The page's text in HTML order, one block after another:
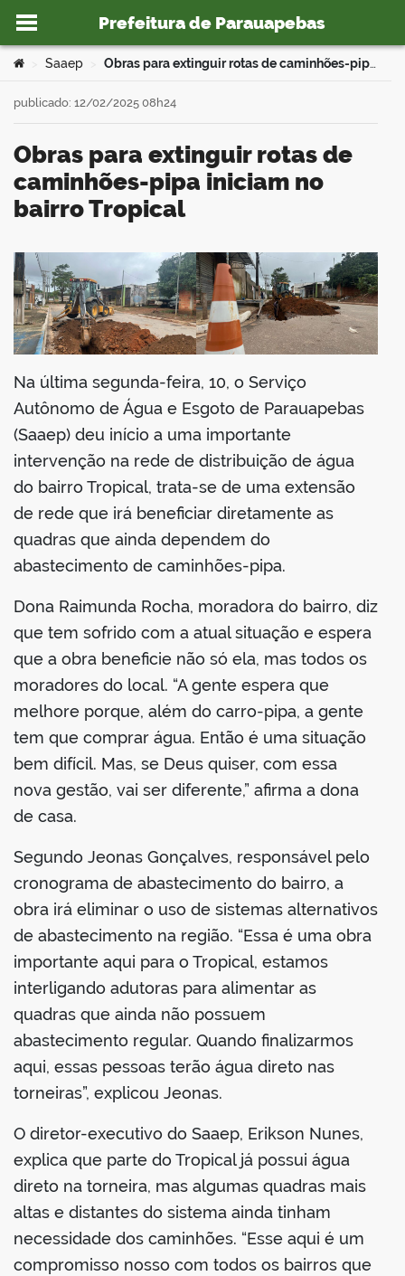
Ir para o conteúdo
Prefeitura de Parauapebas
portal
Você está aqui:
Saaep Obras para extinguir rotas de caminhões-pipa iniciam no bairro Tropical
Obras para extinguir rotas de
caminhões-pipa iniciam no
bairro Tropical
publicado: 12/02/2025 08h24
Na última segunda-feira, 10, o Serviço
Autônomo de Água e Esgoto de Parauapebas
(Saaep) deu início a uma importante
intervenção na rede de distribuição de água
do bairro Tropical, trata-se de uma extensão
de rede que irá beneficiar diretamente as
quadras que ainda dependem do
abastecimento de caminhões-pipa.
Dona Raimunda Rocha, moradora do bairro, diz
que tem sofrido com a atual situação e espera
que a obra beneficie não só ela, mas todos os
moradores do local. “A gente espera que
melhore porque, além do carro-pipa, a gente
tem que comprar água. Então é uma situação
bem difícil. Mas, se Deus quiser, com essa
nova gestão, vai ser diferente,” afirma a dona
de casa.
Segundo Jeonas Gonçalves, responsável pelo
cronograma de abastecimento do bairro, a
obra irá eliminar o uso de sistemas alternativos
de abastecimento na região. “Essa é uma obra
importante aqui para o Tropical, estamos
interligando adutoras para alimentar as
quadras que ainda não possuem
abastecimento regular. Quando finalizarmos
aqui, essas pessoas terão água direto nas
torneiras”, explicou Jeonas.
O diretor-executivo do Saaep, Erikson Nunes,
explica que parte do Tropical já possui água
direto na torneira, mas algumas quadras mais
altas e distantes do sistema ainda tinham
necessidade dos caminhões. “Esse aqui é um
compromisso nosso com todos os bairros que